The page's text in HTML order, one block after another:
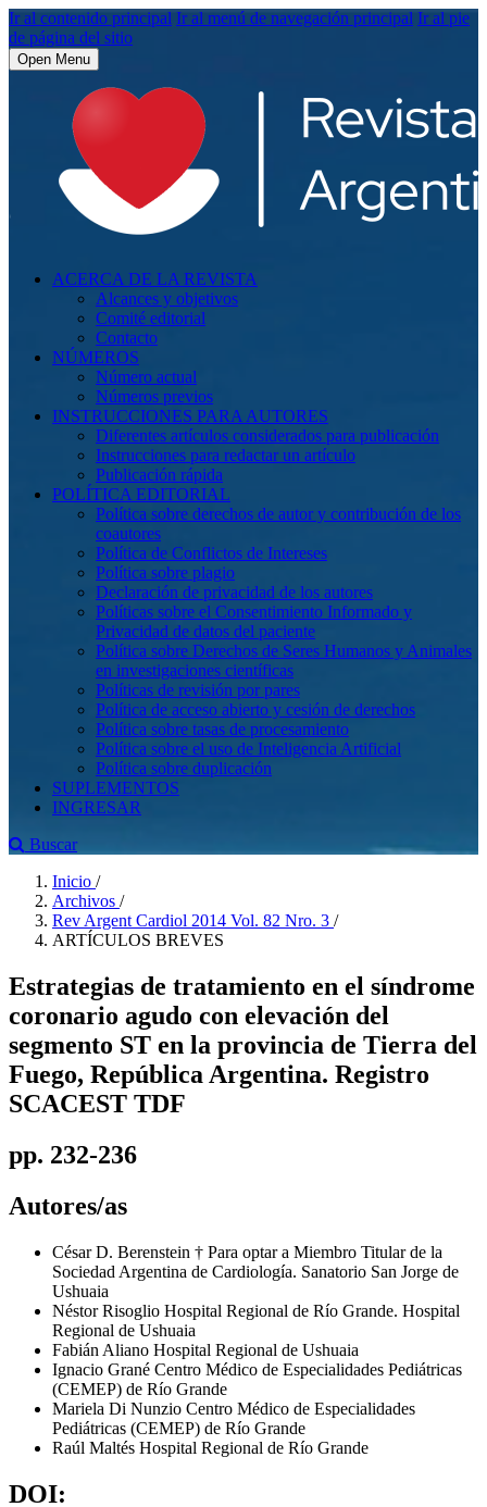
Ir al contenido principal Ir al menú de navegación principal Ir al pie
de página del sitio
Open Menu
ACERCA DE LA REVISTA
Alcances y objetivos
Comité editorial
Contacto
NÚMEROS
Número actual
Números previos
INSTRUCCIONES PARA AUTORES
Diferentes artículos considerados para publicación
Instrucciones para redactar un artículo
Publicación rápida
POLÍTICA EDITORIAL
Política sobre derechos de autor y contribución de los
coautores
Política de Conflictos de Intereses
Política sobre plagio
Declaración de privacidad de los autores
Políticas sobre el Consentimiento Informado y
Privacidad de datos del paciente
Política sobre Derechos de Seres Humanos y Animales
en investigaciones científicas
Políticas de revisión por pares
Política de acceso abierto y cesión de derechos
Política sobre tasas de procesamiento
Política sobre el uso de Inteligencia Artificial
Política sobre duplicación
SUPLEMENTOS
INGRESAR
Buscar
Inicio /
Archivos /
Rev Argent Cardiol 2014 Vol. 82 Nro. 3 /
ARTÍCULOS BREVES
Estrategias de tratamiento en el síndrome
coronario agudo con elevación del
segmento ST en la provincia de Tierra del
Fuego, República Argentina. Registro
SCACEST TDF
pp. 232-236
Autores/as
César D. Berenstein † Para optar a Miembro Titular de la
Sociedad Argentina de Cardiología. Sanatorio San Jorge de
Ushuaia
Néstor Risoglio Hospital Regional de Río Grande. Hospital
Regional de Ushuaia
Fabián Aliano Hospital Regional de Ushuaia
Ignacio Grané Centro Médico de Especialidades Pediátricas
(CEMEP) de Río Grande
Mariela Di Nunzio Centro Médico de Especialidades
Pediátricas (CEMEP) de Río Grande
Raúl Maltés Hospital Regional de Río Grande
DOI: